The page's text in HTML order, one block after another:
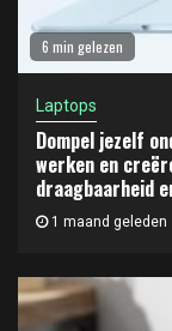
6 min gelezen
Laptops
Dompel jezelf
werken en
draagbaarheid
1 maand geleden